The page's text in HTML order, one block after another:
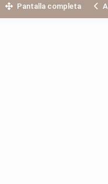
Pantalla completa